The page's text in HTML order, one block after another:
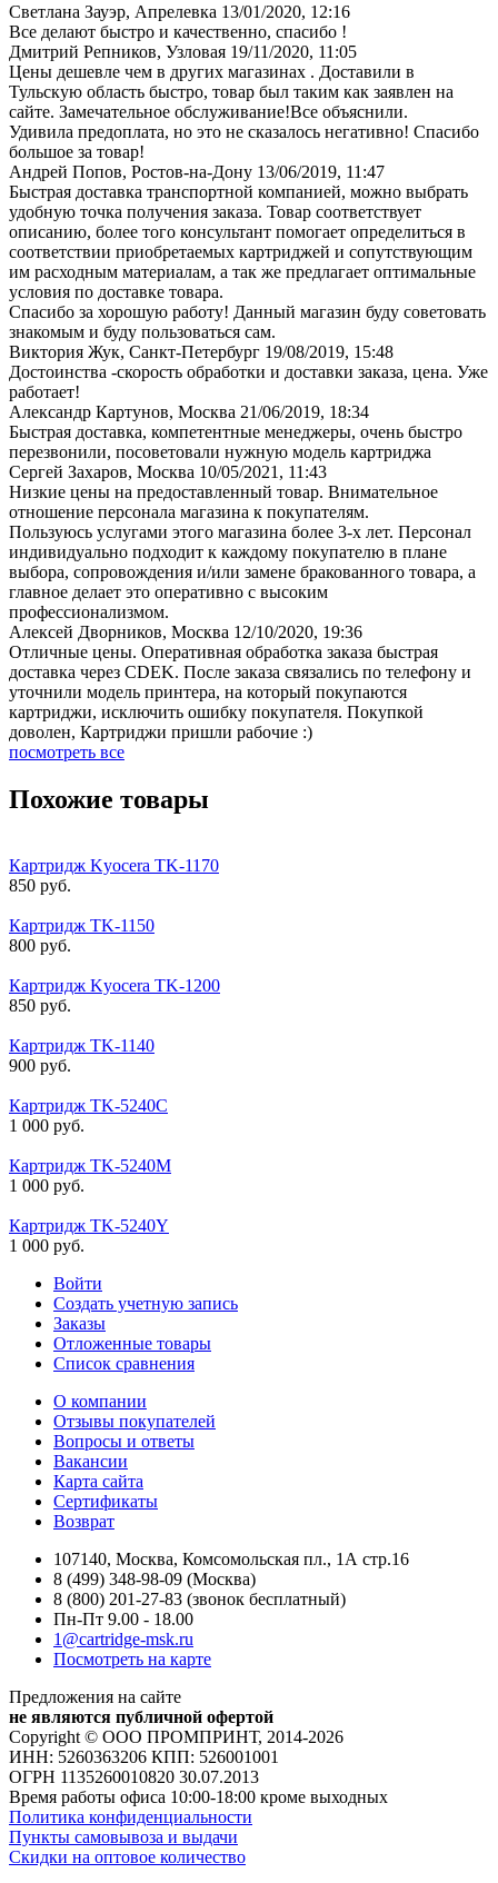
Светлана Зауэр, Апрелевка 13/01/2020, 12:16
Все делают быстро и качественно, спасибо !
Дмитрий Репников, Узловая 19/11/2020, 11:05
Цены дешевле чем в других магазинах . Доставили в
Тульскую область быстро, товар был таким как заявлен на
сайте. Замечательное обслуживание!Все объяснили.
Удивила предоплата, но это не сказалось негативно! Спасибо
большое за товар!
Андрей Попов, Ростов-на-Дону 13/06/2019, 11:47
Быстрая доставка транспортной компанией, можно выбрать
удобную точка получения заказа. Товар соответствует
описанию, более того консультант помогает определиться в
соответствии приобретаемых картриджей и сопутствующим
им расходным материалам, а так же предлагает оптимальные
условия по доставке товара.
Спасибо за хорошую работу! Данный магазин буду советовать
знакомым и буду пользоваться сам.
Виктория Жук, Санкт-Петербург 19/08/2019, 15:48
Достоинства -скорость обработки и доставки заказа, цена. Уже
работает!
Александр Картунов, Москва 21/06/2019, 18:34
Быстрая доставка, компетентные менеджеры, очень быстро
перезвонили, посоветовали нужную модель картриджа
Сергей Захаров, Москва 10/05/2021, 11:43
Низкие цены на предоставленный товар. Внимательное
отношение персонала магазина к покупателям.
Пользуюсь услугами этого магазина более 3-х лет. Персонал
индивидуально подходит к каждому покупателю в плане
выбора, сопровождения и/или замене бракованного товара, а
главное делает это оперативно с высоким
профессионализмом.
Алексей Дворников, Москва 12/10/2020, 19:36
Отличные цены. Оперативная обработка заказа быстрая
доставка через CDEK. После заказа связались по телефону и
уточнили модель принтера, на который покупаются
картриджи, исключить ошибку покупателя. Покупкой
доволен, Картриджи пришли рабочие :)
посмотреть все
Похожие товары
Картридж Kyocera TK-1170
850 руб.
Картридж TK-1150
800 руб.
Картридж Kyocera TK-1200
850 руб.
Картридж TK-1140
900 руб.
Картридж TK-5240C
1 000 руб.
Картридж TK-5240M
1 000 руб.
Картридж TK-5240Y
1 000 руб.
Войти
Создать учетную запись
Заказы
Отложенные товары
Список сравнения
О компании
Отзывы покупателей
Вопросы и ответы
Вакансии
Карта сайта
Сертификаты
Возврат
107140, Москва, Комсомольская пл., 1А стр.16
8 (499) 348-98-09 (Москва)
8 (800) 201-27-83 (звонок бесплатный)
Пн-Пт 9.00 - 18.00
1@cartridge-msk.ru
Посмотреть на карте
Предложения на сайте
не являются публичной офертой
Copyright © ООО ПРОМПРИНТ, 2014-2026
ИНН: 5260363206 КПП: 526001001
ОГРН 1135260010820 30.07.2013
Время работы офиса 10:00-18:00 кроме выходных
Политика конфиденциальности
Пункты самовывоза и выдачи
Скидки на оптовое количество